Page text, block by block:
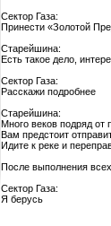
Сектор Газа:
Принести «Золотой
Старейшина:
Есть такое дело,
Сектор Газа:
Расскажи подробнее
Старейшина:
Много веков подряд от
Вам предстоит
Идите к реке и
После выполнения
Сектор Газа:
Я берусь